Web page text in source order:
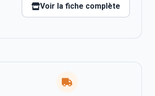
Voir la fiche complète